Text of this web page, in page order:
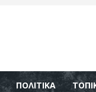
ΠΟΛΙΤΙΚΆ